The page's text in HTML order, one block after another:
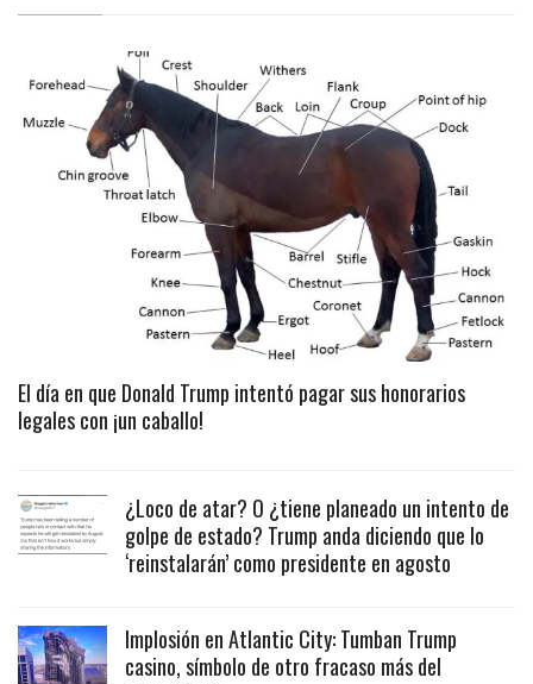
El día en que Donald Trump intentó pagar sus honorarios
legales con ¡un caballo!
¿Loco de atar? O ¿tiene planeado un intento de
golpe de estado? Trump anda diciendo que lo
‘reinstalarán’ como presidente en agosto
Implosión en Atlantic City: Tumban Trump
casino, símbolo de otro fracaso más del